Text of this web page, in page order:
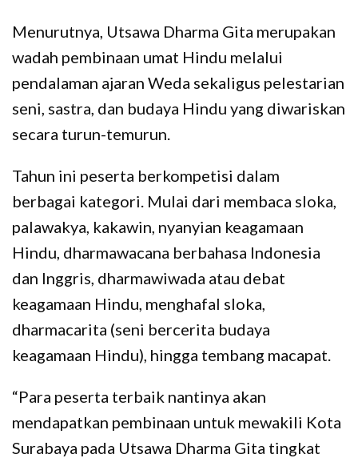
Menurutnya, Utsawa Dharma Gita merupakan
wadah pembinaan umat Hindu melalui
pendalaman ajaran Weda sekaligus pelestarian
seni, sastra, dan budaya Hindu yang diwariskan
secara turun-temurun.
Tahun ini peserta berkompetisi dalam
berbagai kategori. Mulai dari membaca sloka,
palawakya, kakawin, nyanyian keagamaan
Hindu, dharmawacana berbahasa Indonesia
dan Inggris, dharmawiwada atau debat
keagamaan Hindu, menghafal sloka,
dharmacarita (seni bercerita budaya
keagamaan Hindu), hingga tembang macapat.
“Para peserta terbaik nantinya akan
mendapatkan pembinaan untuk mewakili Kota
Surabaya pada Utsawa Dharma Gita tingkat